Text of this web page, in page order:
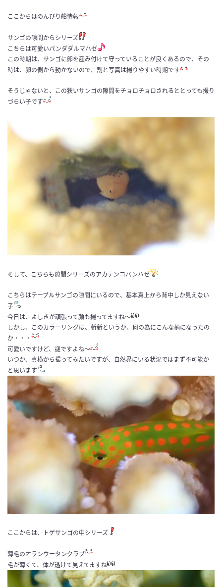
ここからはのんびり船情報
サンゴの隙間からシリーズ
こちらは可愛いパンダダルマハゼ
この時期は、サンゴに卵を産み付けて守っていることが良くあるので、その
時は、卵の側から動かないので、割と写真は撮りやすい時期です
そうじゃないと、この狭いサンゴの隙間をチョロチョロされるととっても撮り
づらい子です
そして、こちらも隙間シリーズのアカテンコバンハゼ
こちらはテーブルサンゴの隙間にいるので、基本真上から背中しか見えない
子
今日は、よしきが頑張って顔も撮ってますね〜
しかし、このカラーリングは、斬新というか、何の為にこんな柄になったの
か・・・
可愛いですけど、謎ですよね〜
いつか、真横から撮ってみたいですが、自然界にいる状況ではまず不可能か
と思います
ここからは、トゲサンゴの中シリーズ
薄毛のオランウータンクラブ
毛が薄くて、体が透けて見えてますね